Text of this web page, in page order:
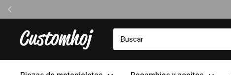
directamente
Customhoj